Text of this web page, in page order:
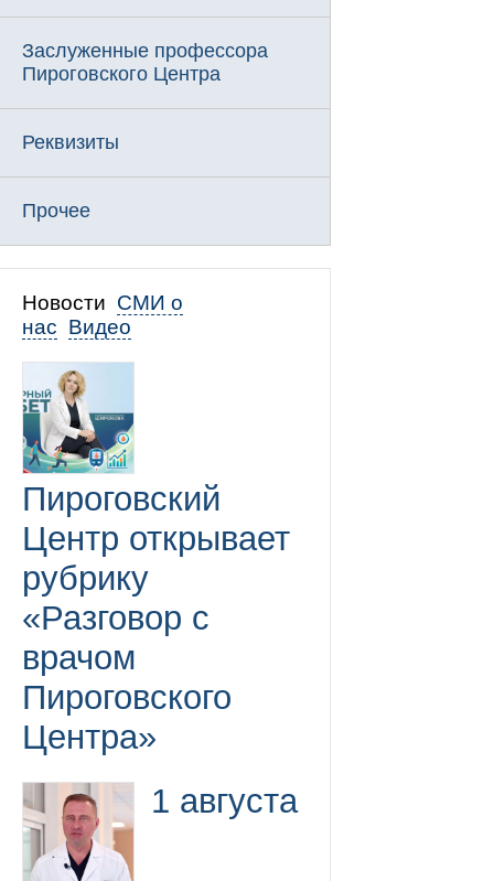
Заслуженные профессора
Пироговского Центра
Реквизиты
Прочее
Новости СМИ о
нас Видео
Пироговский
Центр открывает
рубрику
«Разговор с
врачом
Пироговского
Центра»
1 августа